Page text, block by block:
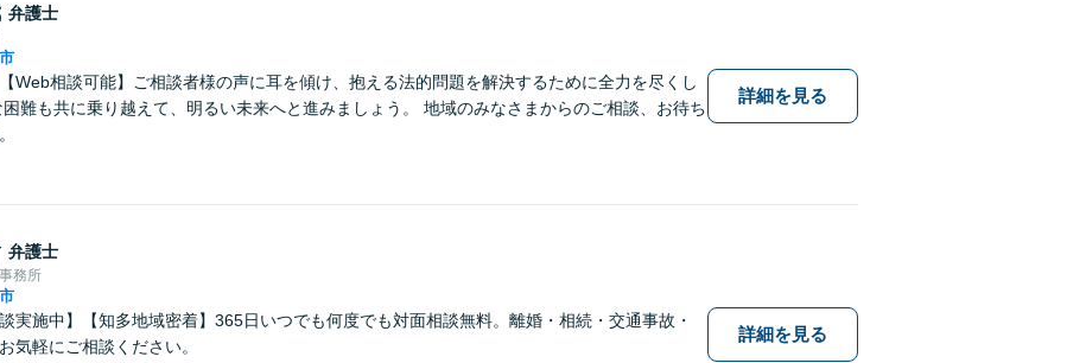
弁護士
【Web相談可能】ご相談者様の声に耳を傾け、抱える法的問題を解決するために全力を尽くし
困難も共に乗り越えて、明るい未来へと進みましょう。 地域のみなさまからのご相談、お待ち
詳細を見る
弁護士
務所
談実施中】【知多地域密着】365日いつでも何度でも対面相談無料。離婚・相続・交通事故・
気軽にご相談ください。
詳細を見る